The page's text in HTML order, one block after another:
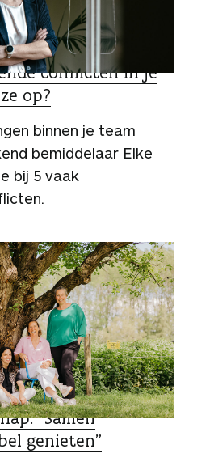
conflicten in je
op?
binnen je team
bemiddelaar Elke
bij 5 vaak
“Samen
genieten”